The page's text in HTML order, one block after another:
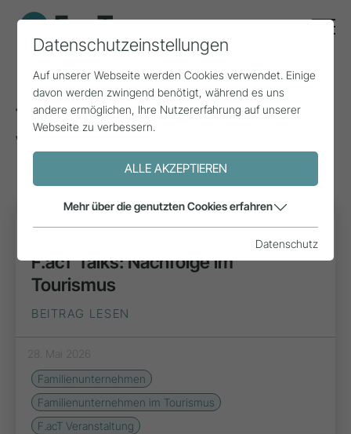
Tags zum Thema: F.acT
Veranstaltung
INSPIRATION
F.acT Talks: Nachfolge im
Tourismus
BEITRAG LESEN
28. Mai 2026
Familienunternehmen
Familienunternehmen im Tourismus
F.acT Veranstaltung
Datenschutzeinstellungen
Auf unserer Webseite werden Cookies verwendet. Einige
davon werden zwingend benötigt, während es uns
andere ermöglichen, Ihre Nutzererfahrung auf unserer
Webseite zu verbessern.
ALLE AKZEPTIEREN
Mehr über die genutzten Cookies erfahren
Datenschutz